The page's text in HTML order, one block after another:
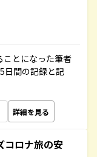
ことになった筆者
日間の記録と記
詳細を見る
コロナ旅の安